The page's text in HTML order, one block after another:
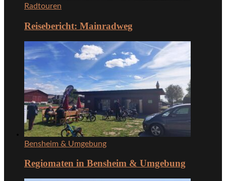
Radtouren
Reisebericht: Mainradweg
Bensheim & Umgebung
Regiomaten in Bensheim & Umgebung